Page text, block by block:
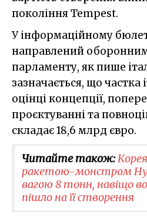
покоління Tempest.
У інформаційному
направлений
парламенту, як пише
зазначається, що частка
оцінці концепції,
проєктуванні та
складає 18,6 млрд євро.
Читайте також:
ракетою-монстром
вагою 8 тонн, навіщо
пішло на її створення